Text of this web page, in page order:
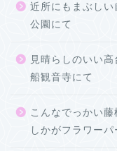
近所にもまぶし
公園にて
見晴らしのいい
船観音寺にて
こんなでっかい
しかがフラワーパ